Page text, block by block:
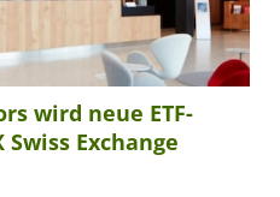
wird neue ETF-
Exchange